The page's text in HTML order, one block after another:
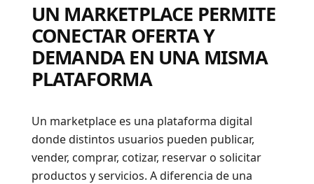
UN MARKETPLACE PERMITE
CONECTAR OFERTA Y
DEMANDA EN UNA MISMA
PLATAFORMA
Un marketplace es una plataforma digital
donde distintos usuarios pueden publicar,
vender, comprar, cotizar, reservar o solicitar
productos y servicios. A diferencia de una